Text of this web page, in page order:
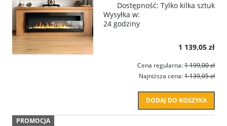
Dostępność: Tylko kilka sztuk
Wysyłka w:
24 godziny
1 139,05 zł
Cena regularna:1 199,00 zł
Najniższa cena:1 139,05 zł
DODAJ DO KOSZYKA
PROMOCJA